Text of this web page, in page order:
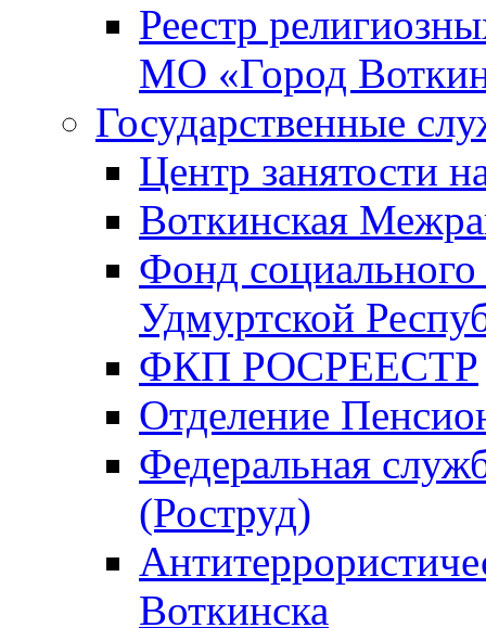
Реестр
МО «Город
Государственные
Центр занятости
Воткинская
Фонд
Удмуртской
ФКП РОСРЕЕСТР
Отделение
Федеральная
(Роструд)
Воткинска